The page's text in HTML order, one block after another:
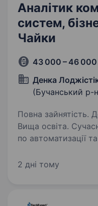
Аналітик
систем,
Чайки
43 000 – 46 000
Денка
(Бучанський р-
Повна зайнятість.
Вища освіта. Сучасний складський комплекс
по автоматизації
систем та бізнес-
2 дні тому